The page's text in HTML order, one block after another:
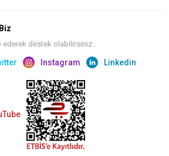
destek olabilirsiniz.
Instagram Linkedin